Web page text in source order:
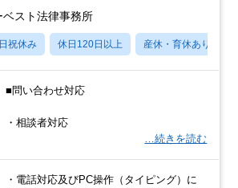
スト法律事務所
祝休み 休日120日以上 産休・育休あり
■問い合わせ対応
・相談者対応
…続きを読む
・電話対応及びPC操作（タイピング）に